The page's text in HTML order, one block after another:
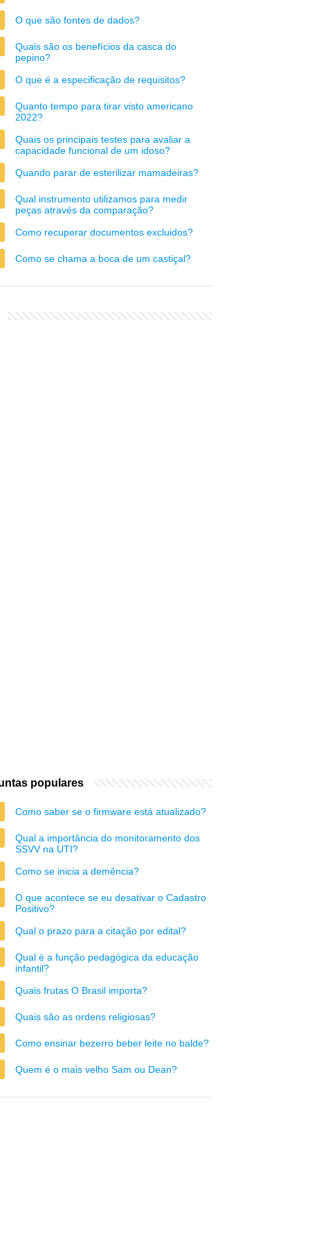
O que são fontes de dados?
Quais são os benefícios da casca do
pepino?
O que é a especificação de requisitos?
Quanto tempo para tirar visto americano
2022?
Quais os principais testes para avaliar a
capacidade funcional de um idoso?
Quando parar de esterilizar mamadeiras?
Qual instrumento utilizamos para medir
peças através da comparação?
Como recuperar documentos excluidos?
Como se chama a boca de um castiçal?
populares
Como saber se o firmware está atualizado?
Qual a importância do monitoramento dos
SSVV na UTI?
Como se inicia a demência?
O que acontece se eu desativar o Cadastro
Positivo?
Qual o prazo para a citação por edital?
Qual é a função pedagógica da educação
infantil?
Quais frutas O Brasil importa?
Quais são as ordens religiosas?
Como ensinar bezerro beber leite no balde?
Quem é o mais velho Sam ou Dean?